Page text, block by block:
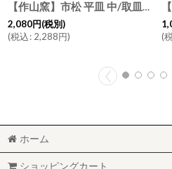
【作山窯】市松 平皿 中/取皿/中皿/プレート/美濃焼き/日本製/陶器
2,080円(税別)
(税込: 2,288円)
(
ホーム
ショッピングカート